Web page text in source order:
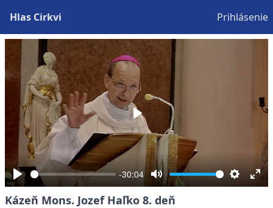
Hlas Cirkvi Prihlásenie
Play
-30:04
Mute Settings
Play
Kázeň Mons. Jozef Haľko 8. deň